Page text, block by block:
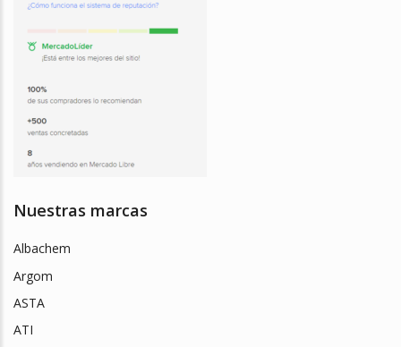
Nuestras marcas
Albachem
Argom
ASTA
ATI